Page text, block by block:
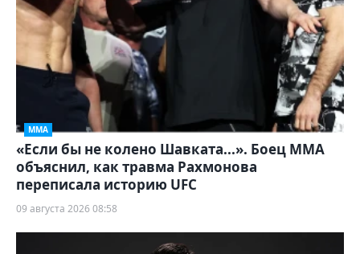
ММА
«Если бы не колено Шавката...». Боец ММА
объяснил, как травма Рахмонова
переписала историю UFC
09 августа 2026 08:58